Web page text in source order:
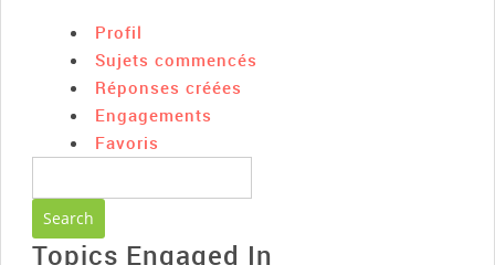
Profil
Sujets commencés
Réponses créées
Engagements
Favoris
Topics Engaged In